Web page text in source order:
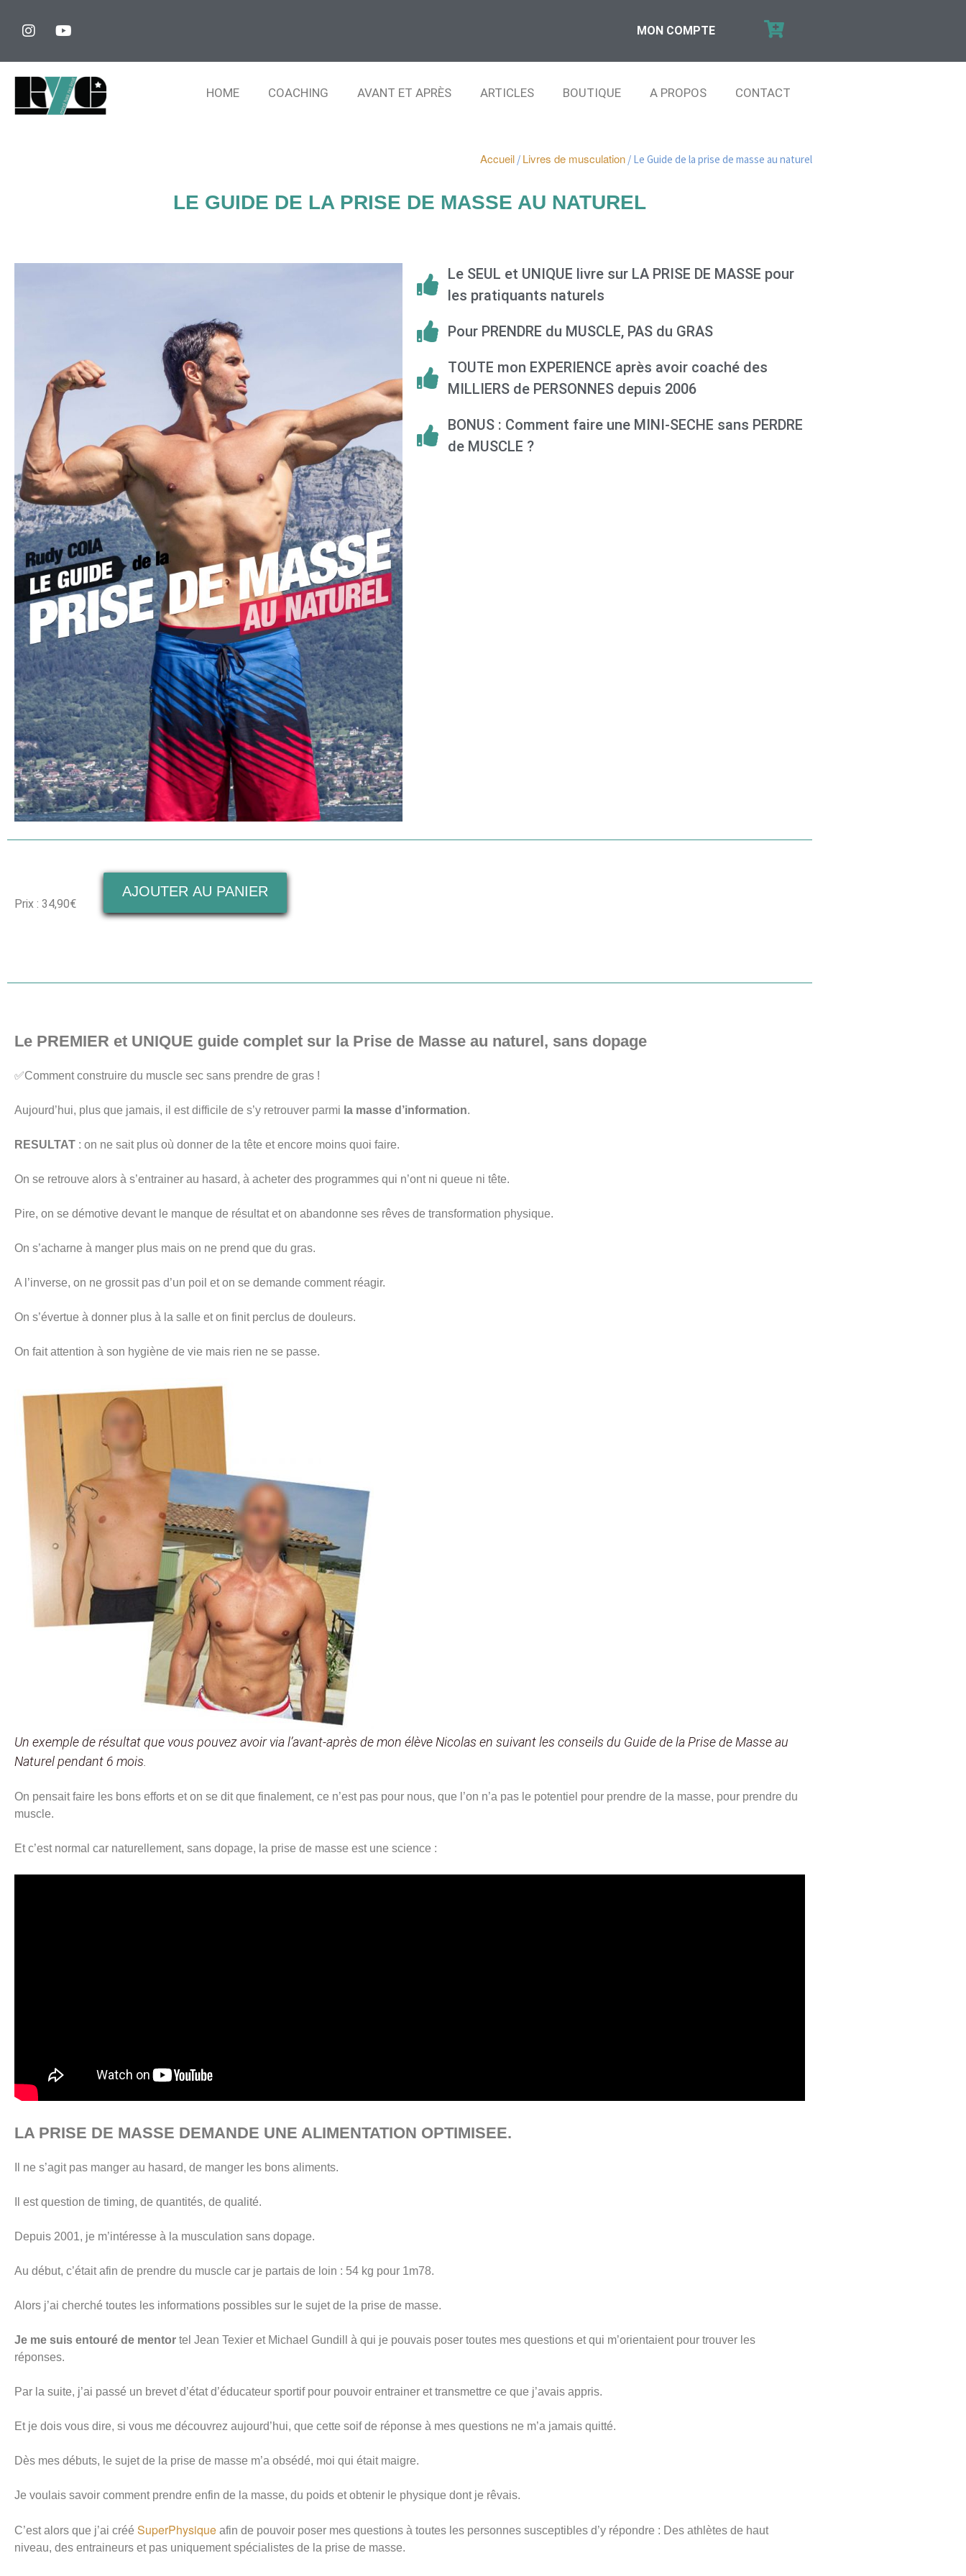
MON COMPTE
HOME COACHING AVANT ET APRÈS ARTICLES BOUTIQUE A PROPOS CONTACT
Accueil / Livres de musculation / Le Guide de la prise de masse au naturel
LE GUIDE DE LA PRISE DE MASSE AU NATUREL
Le SEUL et UNIQUE livre sur LA PRISE DE MASSE pour
les pratiquants naturels
Pour PRENDRE du MUSCLE, PAS du GRAS
TOUTE mon EXPERIENCE après avoir coaché des
MILLIERS de PERSONNES depuis 2006
BONUS : Comment faire une MINI-SECHE sans PERDRE
de MUSCLE ?
Prix : 34,90€
AJOUTER AU PANIER
Le PREMIER et UNIQUE guide complet sur la Prise de Masse au naturel, sans dopage
✅Comment construire du muscle sec sans prendre de gras !
Aujourd’hui, plus que jamais, il est difficile de s’y retrouver parmi la masse d’information.
RESULTAT : on ne sait plus où donner de la tête et encore moins quoi faire.
On se retrouve alors à s’entrainer au hasard, à acheter des programmes qui n’ont ni queue ni tête.
Pire, on se démotive devant le manque de résultat et on abandonne ses rêves de transformation physique.
On s’acharne à manger plus mais on ne prend que du gras.
A l’inverse, on ne grossit pas d’un poil et on se demande comment réagir.
On s’évertue à donner plus à la salle et on finit perclus de douleurs.
On fait attention à son hygiène de vie mais rien ne se passe.
Un exemple de résultat que vous pouvez avoir via l’avant-après de mon élève Nicolas en suivant les conseils du Guide de la Prise de Masse au
Naturel pendant 6 mois.
On pensait faire les bons efforts et on se dit que finalement, ce n’est pas pour nous, que l’on n’a pas le potentiel pour prendre de la masse, pour prendre du
muscle.
Et c’est normal car naturellement, sans dopage, la prise de masse est une science :
LA PRISE DE MASSE DEMANDE UNE ALIMENTATION OPTIMISEE.
Il ne s’agit pas manger au hasard, de manger les bons aliments.
Il est question de timing, de quantités, de qualité.
Depuis 2001, je m’intéresse à la musculation sans dopage.
Au début, c’était afin de prendre du muscle car je partais de loin : 54 kg pour 1m78.
Alors j’ai cherché toutes les informations possibles sur le sujet de la prise de masse.
Je me suis entouré de mentor tel Jean Texier et Michael Gundill à qui je pouvais poser toutes mes questions et qui m’orientaient pour trouver les
réponses.
Par la suite, j’ai passé un brevet d’état d’éducateur sportif pour pouvoir entrainer et transmettre ce que j’avais appris.
Et je dois vous dire, si vous me découvrez aujourd’hui, que cette soif de réponse à mes questions ne m’a jamais quitté.
Dès mes débuts, le sujet de la prise de masse m’a obsédé, moi qui était maigre.
Je voulais savoir comment prendre enfin de la masse, du poids et obtenir le physique dont je rêvais.
C’est alors que j’ai créé SuperPhysique afin de pouvoir poser mes questions à toutes les personnes susceptibles d’y répondre : Des athlètes de haut
niveau, des entraineurs et pas uniquement spécialistes de la prise de masse.